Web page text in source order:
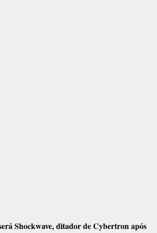
Shockwave, ditador de Cybertron após